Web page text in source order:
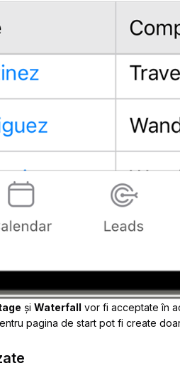
și Waterfall vor fi acceptate în
pagina de start pot fi create